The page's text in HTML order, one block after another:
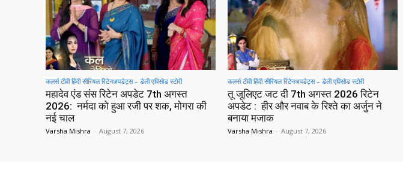
कलर्स टीवी हिंदी सीरियल रिटेनअपडेट्स – डेली एपिसोड स्टोरी
महादेव एंड संस रिटेन अपडेट 7th अगस्त
2026: नर्मदा को हुआ रजी पर शक, मोगरा की
नई चाल
Varsha Mishra - August 7, 2026
कलर्स टीवी हिंदी सीरियल रिटेनअपडेट्स – डेली एपिसोड स्टोरी
तू जूलिएट जट दी 7th अगस्त 2026 रिटेन
अपडेट : हीर और नवाब के रिश्ते का अर्जुन ने
बनाया मजाक
Varsha Mishra - August 7, 2026